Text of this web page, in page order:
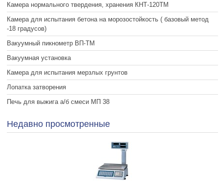
Камера нормального твердения, хранения КНТ-120ТМ
Камера для испытания бетона на морозостойкость ( базовый метод
-18 градусов)
Вакуумный пикнометр ВП-ТМ
Вакуумная установка
Камера для испытания мерзлых грунтов
Лопатка затворения
Печь для выжига а/б смеси МП 38
Недавно просмотренные